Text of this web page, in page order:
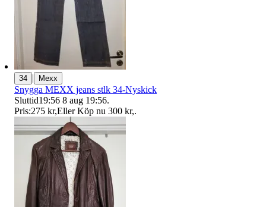
34 | Mexx
Snygga MEXX jeans stlk 34-Nyskick
Sluttid19:56 8 aug 19:56.
Pris:275 kr,Eller Köp nu 300 kr,.